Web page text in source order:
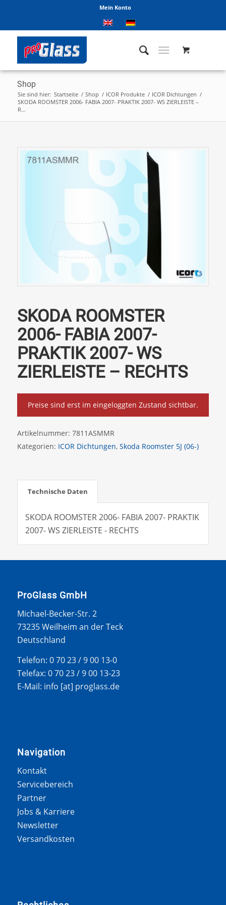
Mein Konto
Shop
Sie sind hier: Startseite / Shop / ICOR Produkte / ICOR Dichtungen /
SKODA ROOMSTER 2006- FABIA 2007- PRAKTIK 2007- WS ZIERLEISTE –
R...
SKODA ROOMSTER
2006- FABIA 2007-
PRAKTIK 2007- WS
ZIERLEISTE – RECHTS
Preise sind erst im eingeloggten Zustand sichtbar.
Artikelnummer: 7811ASMMR
Kategorien: ICOR Dichtungen, Skoda Roomster 5J (06-)
Technische Daten
SKODA ROOMSTER 2006- FABIA 2007- PRAKTIK
2007- WS ZIERLEISTE - RECHTS
ProGlass GmbH
Michael-Becker-Str. 2
73235 Weilheim an der Teck
Deutschland
Telefon: 0 70 23 / 9 00 13-0
Telefax: 0 70 23 / 9 00 13-23
E-Mail: info [at] proglass.de
Navigation
Kontakt
Servicebereich
Partner
Jobs & Karriere
Newsletter
Versandkosten